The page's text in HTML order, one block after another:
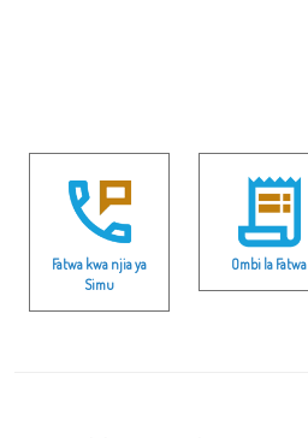
Fatwa kwa njia ya
Simu
Ombi la Fatwa